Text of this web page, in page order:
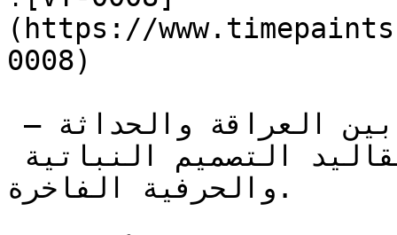
(https://
0008)
والحرفية الفاخرة.